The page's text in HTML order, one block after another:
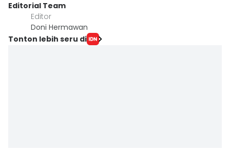
Editorial Team
Editor
Doni Hermawan
Tonton lebih seru di